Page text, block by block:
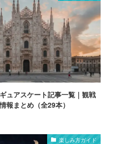
ュアスケート記事一覧｜観戦
報まとめ（全29本）
楽しみ方ガイド